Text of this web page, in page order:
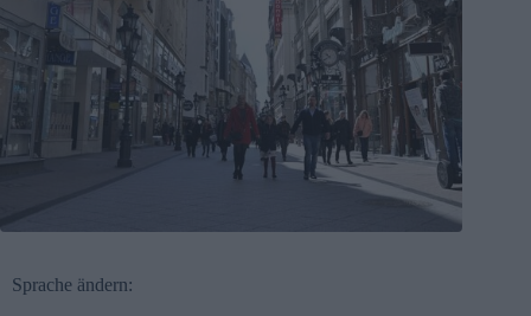
Sprache ändern: